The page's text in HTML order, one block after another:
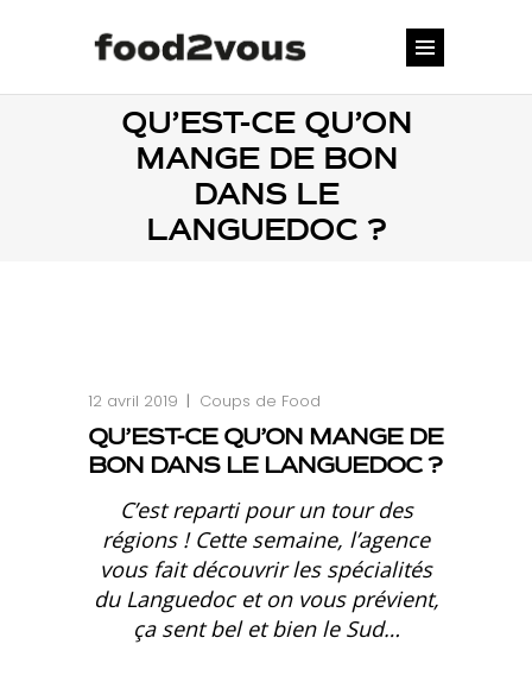
QU’EST-CE QU’ON
MANGE DE BON
DANS LE
LANGUEDOC ?
12 avril 2019 Coups de Food
QU’EST-CE QU’ON MANGE DE
BON DANS LE LANGUEDOC ?
C’est reparti pour un tour des
régions ! Cette semaine, l’agence
vous fait découvrir les spécialités
du Languedoc et on vous prévient,
ça sent bel et bien le Sud…